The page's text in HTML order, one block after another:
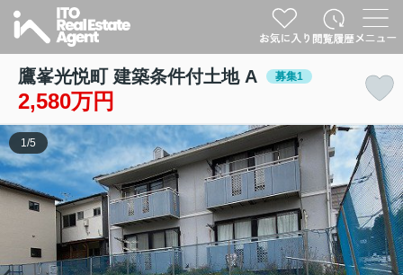
鷹峯光悦町 建築条件付土地 A 募集1
2,580万円
1 /5